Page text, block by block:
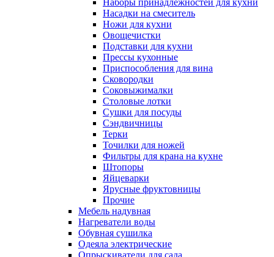
Наборы принадлежностей для кухни
Насадки на смеситель
Ножи для кухни
Овощечистки
Подставки для кухни
Прессы кухонные
Приспособления для вина
Сковородки
Соковыжималки
Столовые лотки
Сушки для посуды
Сэндвичницы
Терки
Точилки для ножей
Фильтры для крана на кухне
Штопоры
Яйцеварки
Ярусные фруктовницы
Прочие
Мебель надувная
Нагреватели воды
Обувная сушилка
Одеяла электрические
Опрыскиватели для сада